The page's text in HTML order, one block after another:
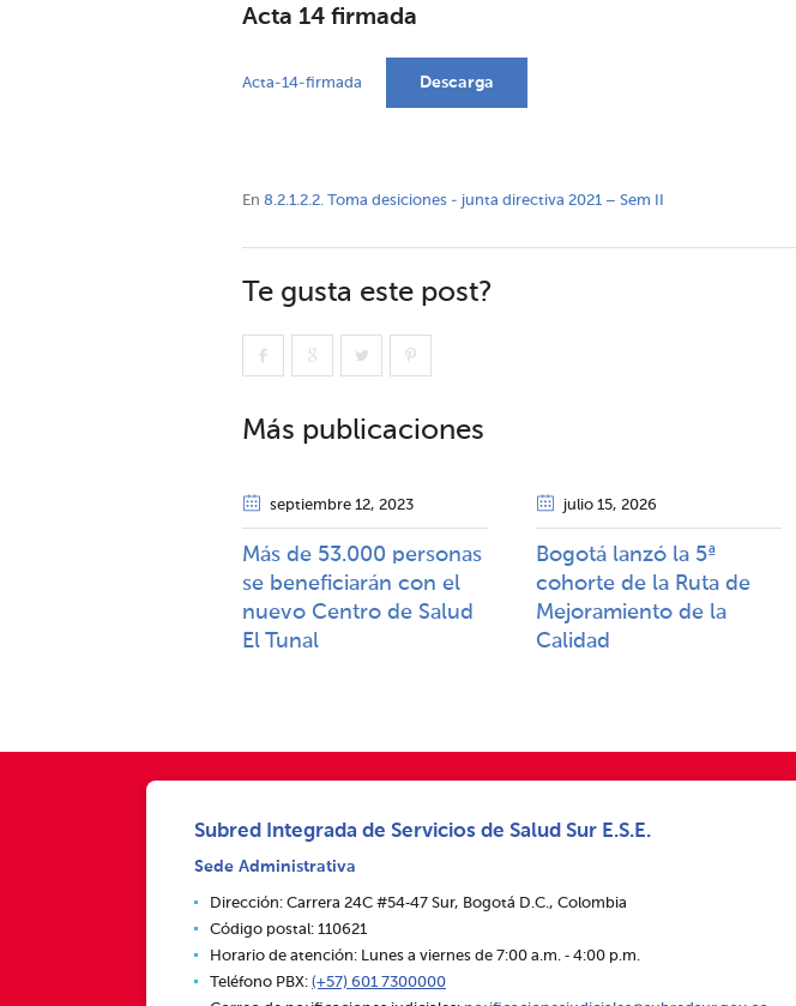
Acta 14 firmada
Acta-14-firmada Descarga
En 8.2.1.2.2. Toma desiciones - junta directiva 2021 – Sem II
Te gusta este post?
Más publicaciones
septiembre 12, 2023
Más de 53.000 personas
se beneficiarán con el
nuevo Centro de Salud
El Tunal
julio 15, 2026
Bogotá lanzó la 5ª
cohorte de la Ruta de
Mejoramiento de la
Calidad​​
Subred Integrada de Servicios de Salud Sur E.S.E.
Sede Administrativa
Dirección: Carrera 24C #54‑47 Sur, Bogotá D.C., Colombia
Código postal: 110621
Horario de atención: Lunes a viernes de 7:00 a.m. ‑ 4:00 p.m.
Teléfono PBX: (+57) 601 7300000